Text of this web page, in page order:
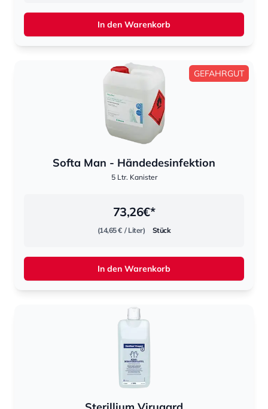
In den Warenkorb
GEFAHRGUT
Softa Man - Händedesinfektion
5 Ltr. Kanister
73,26€*
(14,65 € / Liter) Stück
In den Warenkorb